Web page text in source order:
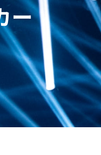
フリ
検索
教
用
ー